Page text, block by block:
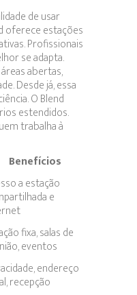
de usar
oferece estações
Profissionais
se adapta.
abertas,
Desde já, essa
O Blend
estendidos.
trabalha à
Benefícios
a estação
e
fixa, salas de
eventos
endereço
recepção